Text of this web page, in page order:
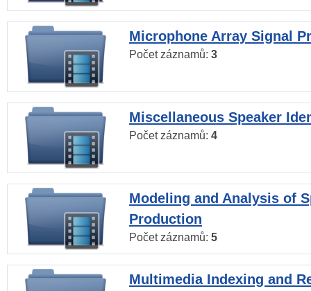
Microphone Array Signal
Počet záznamů: 3
Miscellaneous Speaker
Počet záznamů: 4
Modeling and Analysis of
Production
Počet záznamů: 5
Multimedia Indexing and